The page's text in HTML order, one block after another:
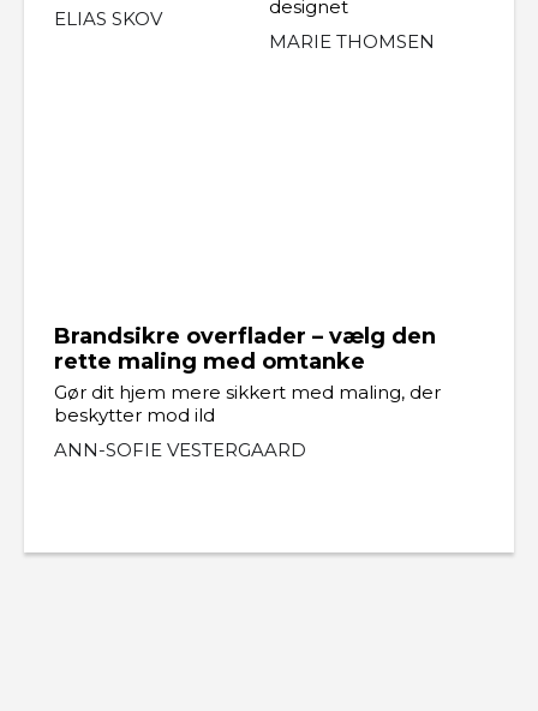
ELIAS SKOV
designet
MARIE THOMSEN
Brandsikre overflader – vælg den
rette maling med omtanke
Gør dit hjem mere sikkert med maling, der
beskytter mod ild
ANN-SOFIE VESTERGAARD